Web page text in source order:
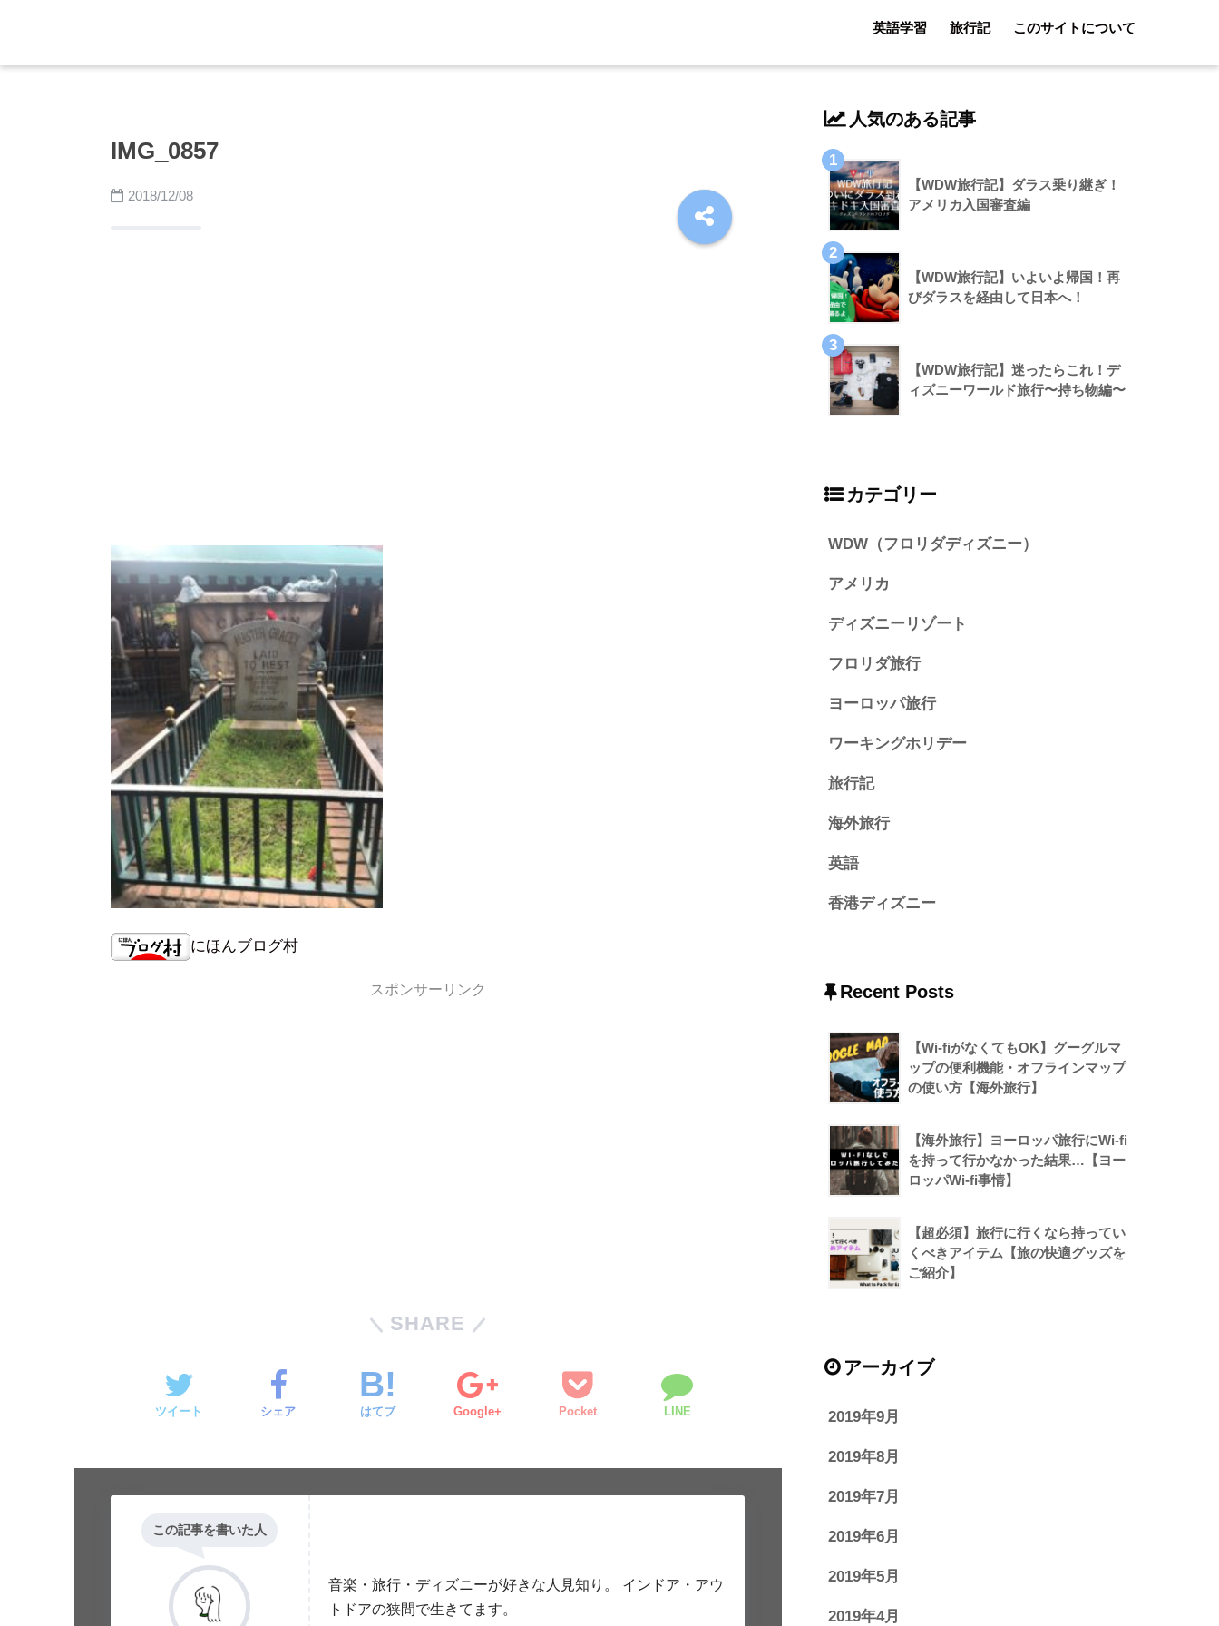
英語学習 旅行記 このサイトについて
IMG_0857
2018/12/08
にほんブログ村
スポンサーリンク
SHARE
ツイート シェア はてブ Google+ Pocket LINE
この記事を書いた人
音楽・旅行・ディズニーが好きな人見知り。 インドア・アウ
トドアの狭間で生きてます。
人気のある記事
1
【WDW旅行記】ダラス乗り継ぎ！
アメリカ入国審査編
2
【WDW旅行記】いよいよ帰国！再
びダラスを経由して日本へ！
3
【WDW旅行記】迷ったらこれ！デ
ィズニーワールド旅行〜持ち物編〜
カテゴリー
WDW（フロリダディズニー）
アメリカ
ディズニーリゾート
フロリダ旅行
ヨーロッパ旅行
ワーキングホリデー
旅行記
海外旅行
英語
香港ディズニー
Recent Posts
【Wi-fiがなくてもOK】グーグルマ
ップの便利機能・オフラインマップ
の使い方【海外旅行】
【海外旅行】ヨーロッパ旅行にWi-fi
を持って行かなかった結果…【ヨー
ロッパWi-fi事情】
【超必須】旅行に行くなら持ってい
くべきアイテム【旅の快適グッズを
ご紹介】
アーカイブ
2019年9月
2019年8月
2019年7月
2019年6月
2019年5月
2019年4月